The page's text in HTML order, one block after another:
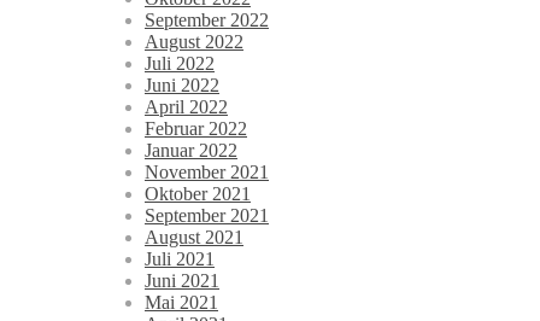
September 2022
August 2022
Juli 2022
Juni 2022
April 2022
Februar 2022
Januar 2022
November 2021
Oktober 2021
September 2021
August 2021
Juli 2021
Juni 2021
Mai 2021